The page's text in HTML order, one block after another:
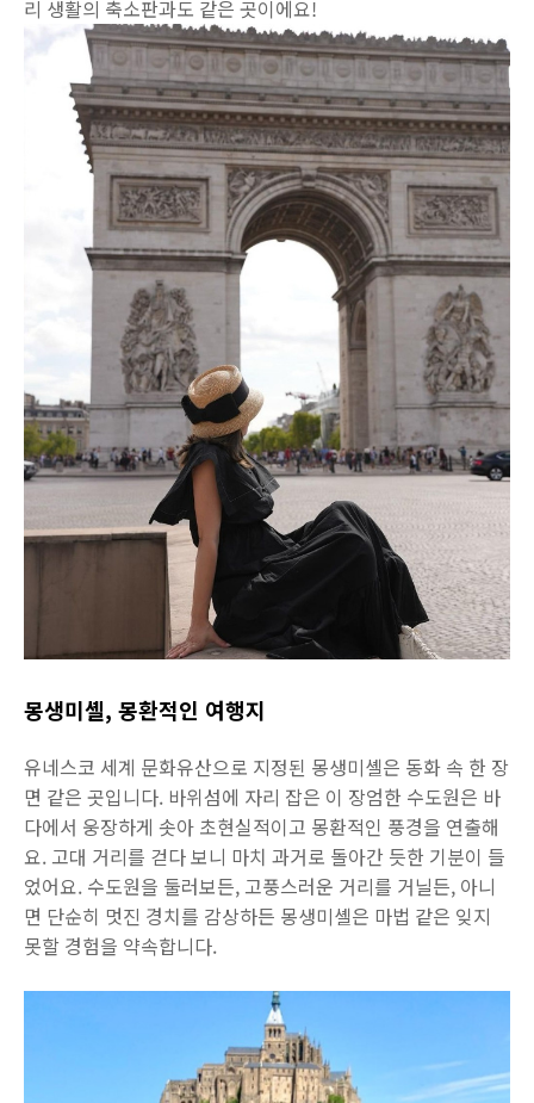
리 생활의 축소판과도 같은 곳이에요!
몽생미셸, 몽환적인 여행지
유네스코 세계 문화유산으로 지정된 몽생미셸은 동화 속 한 장
면 같은 곳입니다. 바위섬에 자리 잡은 이 장엄한 수도원은 바
다에서 웅장하게 솟아 초현실적이고 몽환적인 풍경을 연출해
요. 고대 거리를 걷다 보니 마치 과거로 돌아간 듯한 기분이 들
었어요. 수도원을 둘러보든, 고풍스러운 거리를 거닐든, 아니
면 단순히 멋진 경치를 감상하든 몽생미셸은 마법 같은 잊지
못할 경험을 약속합니다.